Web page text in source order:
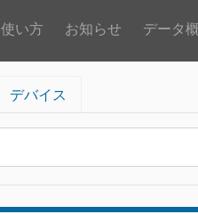
使い方 お知らせ データ
デバイス